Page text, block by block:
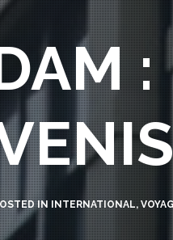
:
IN INTERNATIONAL,